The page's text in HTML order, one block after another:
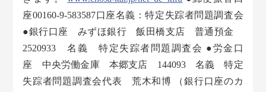
座00160-9-583587口座名義：特定失踪者問題調査会
●銀行口座 みずほ銀行 飯田橋支店 普通預金
2520933 名義 特定失踪者問題調査会 ●労金口
座 中央労働金庫 本郷支店 144093 名義 特定
失踪者問題調査会代表 荒木和博 （銀行口座のカ